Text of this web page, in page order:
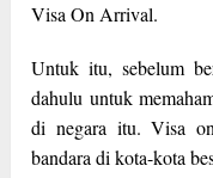
Visa On Arrival.
Untuk itu, sebelum
dahulu untuk
di negara itu. Visa
bandara di kota-kota